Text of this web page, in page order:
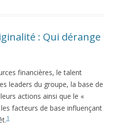
: Qui dérange
financières, le talent
leaders du groupe, la base de
actions ainsi que le «
facteurs de base influençant
1